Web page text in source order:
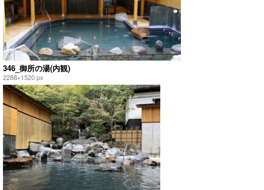
346_御所の湯(内観)
2288×1520 px